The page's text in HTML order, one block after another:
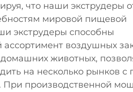
что наши экструдеры
мировой пищевой
экструдеры способны
воздушных
животных,
на несколько рынков
При производственной